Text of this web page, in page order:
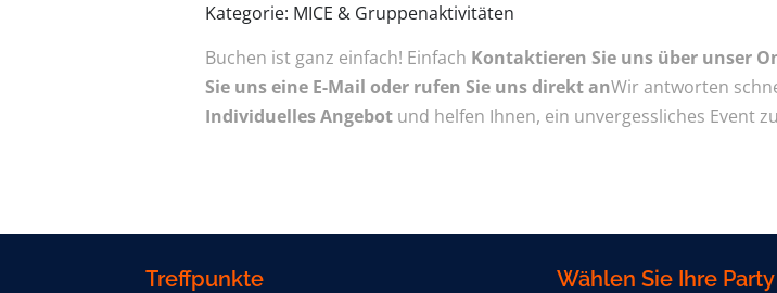
Kategorie: MICE & Gruppenaktivitäten
Buchen ist ganz einfach! Einfach Kontaktieren Sie uns über unser
Sie uns eine E-Mail oder rufen Sie uns direkt anWir antworten
Individuelles Angebot und helfen Ihnen, ein unvergessliches Event
Treffpunkte Wählen Sie Ihre Party